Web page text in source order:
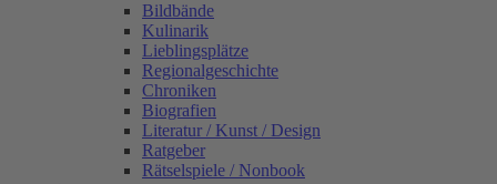
Bildbände
Kulinarik
Lieblingsplätze
Regionalgeschichte
Chroniken
Biografien
Literatur / Kunst / Design
Ratgeber
Rätselspiele / Nonbook